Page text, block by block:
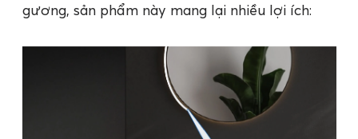
gương, sản phẩm này mang lại nhiều lợi ích: